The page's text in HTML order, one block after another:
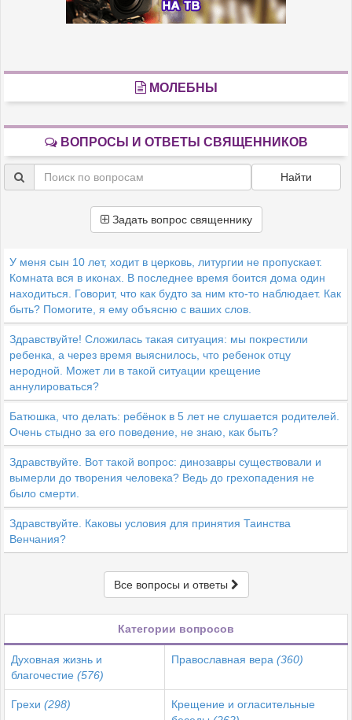
МОЛЕБНЫ
ВОПРОСЫ И ОТВЕТЫ СВЯЩЕННИКОВ
Найти
Задать вопрос священнику
У меня сын 10 лет, ходит в церковь, литургии не пропускает.
Комната вся в иконах. В последнее время боится дома один
находиться. Говорит, что как будто за ним кто-то наблюдает. Как
быть? Помогите, я ему объясню с ваших слов.
Здравствуйте! Сложилась такая ситуация: мы покрестили
ребенка, а через время выяснилось, что ребенок отцу
неродной. Может ли в такой ситуации крещение
аннулироваться?
Батюшка, что делать: ребёнок в 5 лет не слушается родителей.
Очень стыдно за его поведение, не знаю, как быть?
Здравствуйте. Вот такой вопрос: динозавры существовали и
вымерли до творения человека? Ведь до грехопадения не
было смерти.
Здравствуйте. Каковы условия для принятия Таинства
Венчания?
Все вопросы и ответы
Категории вопросов
Духовная жизнь и
благочестие (576)
Православная вера (360)
Грехи (298)
Крещение и огласительные